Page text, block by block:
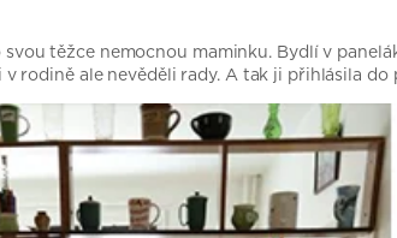
těžce nemocnou maminku. Bydlí v
rodině ale nevěděli rady. A tak ji přihlásila